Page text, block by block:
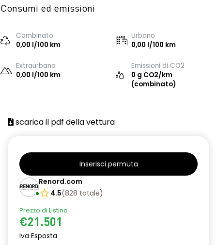
Consumi ed emissioni
Combinato
0,00 l/100 km
Urbano
0,00 l/100 km
Extraurbano
0,00 l/100 km
Emissioni di CO2
0 g CO2/km
(combinato)
scarica il pdf della vettura
Inserisci permuta
Renord.com
4.5(828 totale)
Prezzo di Listino
€21.501
Iva Esposta